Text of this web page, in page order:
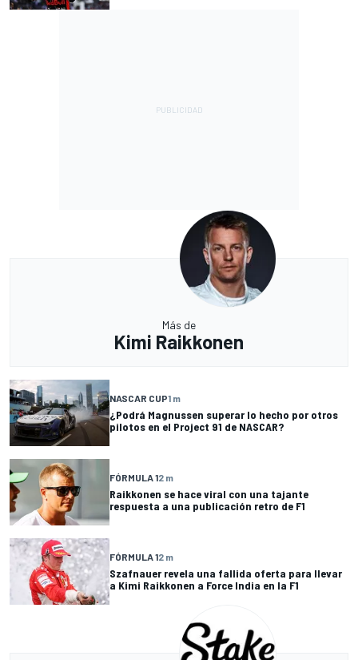
Más de
Kimi Raikkonen
NASCAR CUP1 m
¿Podrá Magnussen superar lo hecho por otros
pilotos en el Project 91 de NASCAR?
FÓRMULA 12 m
Raikkonen se hace viral con una tajante
respuesta a una publicación retro de F1
FÓRMULA 12 m
Szafnauer revela una fallida oferta para llevar
a Kimi Raikkonen a Force India en la F1